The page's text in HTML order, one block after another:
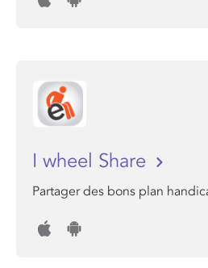
I wheel Share
Partager des bons plan